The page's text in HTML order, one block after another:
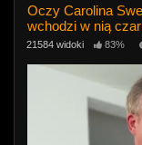
Oczy Carolina
wchodzi w nią
21584 widoki 83%